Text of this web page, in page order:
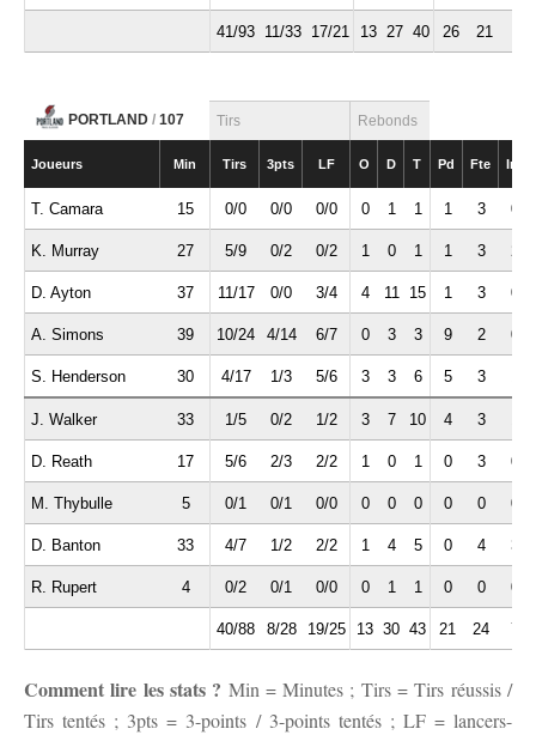
41/93 11/33 17/21 13 27 40 26 21
PORTLAND / 107 Tirs Rebonds
Joueurs Min Tirs 3pts LF O D T Pd Fte Int
T. Camara 15 0/0 0/0 0/0 0 1 1 1 3 0
K. Murray 27 5/9 0/2 0/2 1 0 1 1 3
D. Ayton 37 11/17 0/0 3/4 4 11 15 1 3 0
A. Simons 39 10/24 4/14 6/7 0 3 3 9 2 0
S. Henderson 30 4/17 1/3 5/6 3 3 6 5 3
J. Walker 33 1/5 0/2 1/2 3 7 10 4 3
D. Reath 17 5/6 2/3 2/2 1 0 1 0 3 0
M. Thybulle 5 0/1 0/1 0/0 0 0 0 0 0 0
D. Banton 33 4/7 1/2 2/2 1 4 5 0 4 3
R. Rupert 4 0/2 0/1 0/0 0 1 1 0 0 0
40/88 8/28 19/25 13 30 43 21 24 7
Comment lire les stats ? Min = Minutes ; Tirs = Tirs réussis /
Tirs tentés ; 3pts = 3-points / 3-points tentés ; LF = lancers-